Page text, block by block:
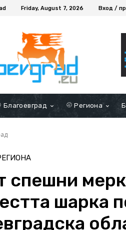
Friday, August 7, 2026 Вход /
Благоевград Региона
спешни
шарка